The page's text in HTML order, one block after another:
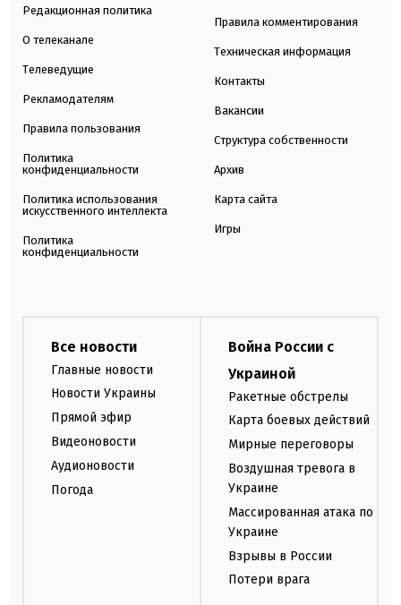
Редакционная политика
О телеканале
Телеведущие
Рекламодателям
Правила пользования
Политика
конфиденциальности
Политика использования
искусственного интеллекта
Политика
конфиденциальности
Правила комментирования
Техническая информация
Контакты
Вакансии
Структура собственности
Архив
Карта сайта
Игры
Все новости
Главные новости
Новости Украины
Прямой эфир
Видеоновости
Аудионовости
Погода
Война России с
Украиной
Ракетные обстрелы
Карта боевых действий
Мирные переговоры
Воздушная тревога в
Украине
Массированная атака по
Украине
Взрывы в России
Потери врага